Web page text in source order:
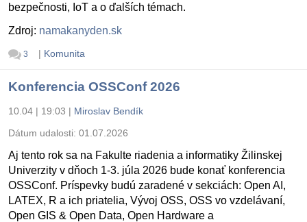
bezpečnosti, IoT a o ďalších témach.
Zdroj: namakanyden.sk
3 | Komunita
Konferencia OSSConf 2026
10.04 | 19:03 | Miroslav Bendík
Dátum udalosti: 01.07.2026
Aj tento rok sa na Fakulte riadenia a informatiky Žilinskej
Univerzity v dňoch 1-3. júla 2026 bude konať konferencia
OSSConf. Príspevky budú zaradené v sekciách: Open AI,
LATEX, R a ich priatelia, Vývoj OSS, OSS vo vzdelávaní,
Open GIS & Open Data, Open Hardware a